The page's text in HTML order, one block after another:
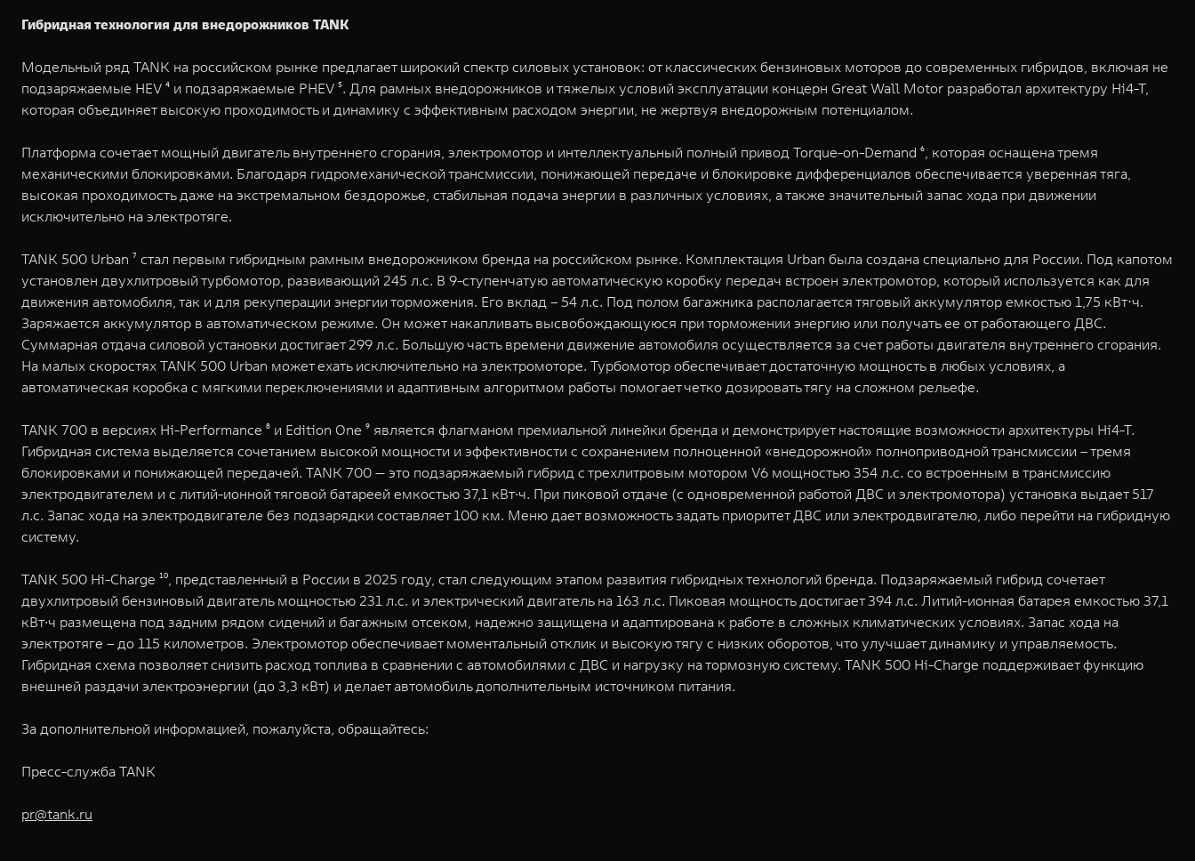
Гибридная технология для внедорожников TANK
Модельный ряд TANK на российском рынке предлагает широкий спектр силовых установок: от классических бензиновых моторов до современных гибридов, включая не
подзаряжаемые HEV ⁴ и подзаряжаемые PHEV ⁵. Для рамных внедорожников и тяжелых условий эксплуатации концерн Great Wall Motor разработал архитектуру Hi4-T,
которая объединяет высокую проходимость и динамику с эффективным расходом энергии, не жертвуя внедорожным потенциалом.
Платформа сочетает мощный двигатель внутреннего сгорания, электромотор и интеллектуальный полный привод Torque-on-Demand ⁶, которая оснащена тремя
механическими блокировками. Благодаря гидромеханической трансмиссии, понижающей передаче и блокировке дифференциалов обеспечивается уверенная тяга,
высокая проходимость даже на экстремальном бездорожье, стабильная подача энергии в различных условиях, а также значительный запас хода при движении
исключительно на электротяге.
TANK 500 Urban ⁷ стал первым гибридным рамным внедорожником бренда на российском рынке. Комплектация Urban была создана специально для России. Под капотом
установлен двухлитровый турбомотор, развивающий 245 л.с. В 9-ступенчатую автоматическую коробку передач встроен электромотор, который используется как для
движения автомобиля, так и для рекуперации энергии торможения. Его вклад – 54 л.с. Под полом багажника располагается тяговый аккумулятор емкостью 1,75 кВт⋅ч.
Заряжается аккумулятор в автоматическом режиме. Он может накапливать высвобождающуюся при торможении энергию или получать ее от работающего ДВС.
Суммарная отдача силовой установки достигает 299 л.с. Большую часть времени движение автомобиля осуществляется за счет работы двигателя внутреннего сгорания.
На малых скоростях TANK 500 Urban может ехать исключительно на электромоторе. Турбомотор обеспечивает достаточную мощность в любых условиях, а
автоматическая коробка с мягкими переключениями и адаптивным алгоритмом работы помогает четко дозировать тягу на сложном рельефе.
TANK 700 в версиях Hi-Performance ⁸ и Edition One ⁹ является флагманом премиальной линейки бренда и демонстрирует настоящие возможности архитектуры Hi4-T.
Гибридная система выделяется сочетанием высокой мощности и эффективности с сохранением полноценной «внедорожной» полноприводной трансмиссии – тремя
блокировками и понижающей передачей. TANK 700 — это подзаряжаемый гибрид с трехлитровым мотором V6 мощностью 354 л.с. со встроенным в трансмиссию
электродвигателем и с литий-ионной тяговой батареей емкостью 37,1 кВт∙ч. При пиковой отдаче (с одновременной работой ДВС и электромотора) установка выдает 517
л.с. Запас хода на электродвигателе без подзарядки составляет 100 км. Меню дает возможность задать приоритет ДВС или электродвигателю, либо перейти на гибридную
систему.
TANK 500 Hi-Charge ¹⁰, представленный в России в 2025 году, стал следующим этапом развития гибридных технологий бренда. Подзаряжаемый гибрид сочетает
двухлитровый бензиновый двигатель мощностью 231 л.с. и электрический двигатель на 163 л.с. Пиковая мощность достигает 394 л.с. Литий-ионная батарея емкостью 37,1
кВт∙ч размещена под задним рядом сидений и багажным отсеком, надежно защищена и адаптирована к работе в сложных климатических условиях. Запас хода на
электротяге – до 115 километров. Электромотор обеспечивает моментальный отклик и высокую тягу с низких оборотов, что улучшает динамику и управляемость.
Гибридная схема позволяет снизить расход топлива в сравнении с автомобилями с ДВС и нагрузку на тормозную систему. TANK 500 Hi-Charge поддерживает функцию
внешней раздачи электроэнергии (до 3,3 кВт) и делает автомобиль дополнительным источником питания.
За дополнительной информацией, пожалуйста, обращайтесь:
Пресс-служба TANK
pr@tank.ru